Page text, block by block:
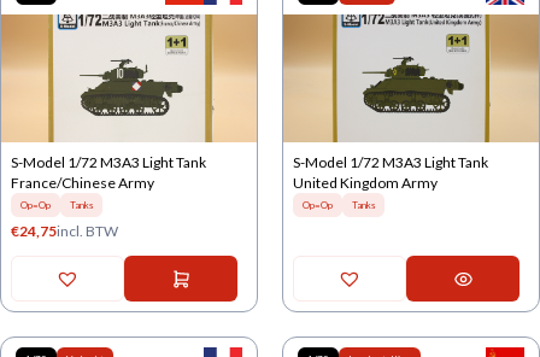
S-Model 1/72 M3A3 Light Tank
France/Chinese Army
Op=Op Tanks
€24,75incl. BTW
S-Model 1/72 M3A3 Light Tank
United Kingdom Army
Op=Op Tanks